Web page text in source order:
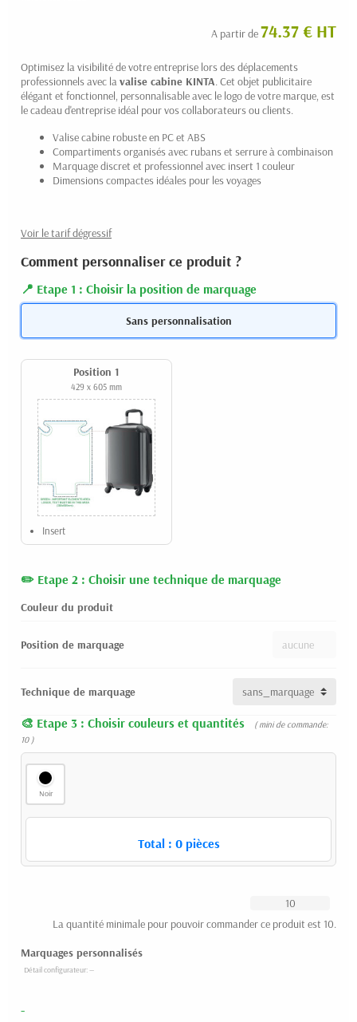
A partir de74.37 € HT
Optimisez la visibilité de votre entreprise lors des déplacements
professionnels avec la valise cabine KINTA . Cet objet publicitaire
élégant et fonctionnel, personnalisable avec le logo de votre marque, est
le cadeau d'entreprise idéal pour vos collaborateurs ou clients.
Valise cabine robuste en PC et ABS
Compartiments organisés avec rubans et serrure à combinaison
Marquage discret et professionnel avec insert 1 couleur
Dimensions compactes idéales pour les voyages
Voir le tarif dégressif
Comment personnaliser ce produit ?
Etape 1 : Choisir la position de marquage
Sans personnalisation
Position 1
429 x 605 mm
Insert
Etape 2 : Choisir une technique de marquage
Couleur du produit
Position de marquage
Technique de marquage
Etape 3 : Choisir couleurs et quantités
( mini de commande:
10 )
Noir
Total : 0pièces
La quantité minimale pour pouvoir commander ce produit est 10.
Marquages personnalisés
-